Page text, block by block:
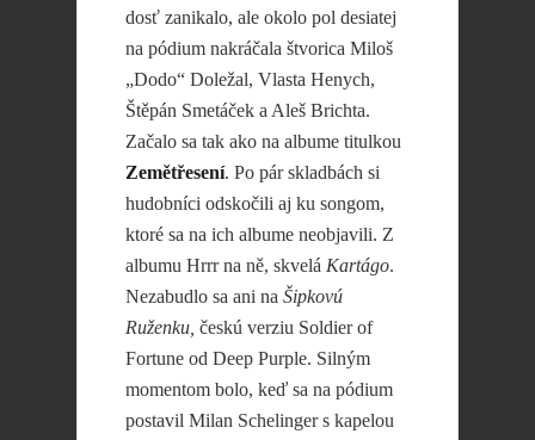
dosť zanikalo, ale okolo pol desiatej
na pódium nakráčala štvorica Miloš
„Dodo“ Doležal, Vlasta Henych,
Štěpán Smetáček a Aleš Brichta.
Začalo sa tak ako na albume titulkou
Zemětřesení. Po pár skladbách si
hudobníci odskočili aj ku songom,
ktoré sa na ich albume neobjavili. Z
albumu Hrrr na ně, skvelá Kartágo.
Nezabudlo sa ani na Šipkovú
Ruženku, českú verziu Soldier of
Fortune od Deep Purple. Silným
momentom bolo, keď sa na pódium
postavil Milan Schelinger s kapelou